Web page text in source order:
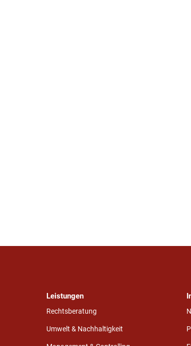
Leistungen
Rechtsberatung
Umwelt & Nachhaltigkeit